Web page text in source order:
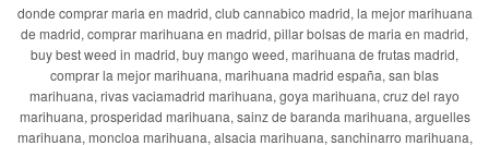
donde comprar maria en madrid, club cannabico madrid, la mejor marihuana
de madrid, comprar marihuana en madrid, pillar bolsas de maria en madrid,
buy best weed in madrid, buy mango weed, marihuana de frutas madrid,
comprar la mejor marihuana, marihuana madrid españa, san blas
marihuana, rivas vaciamadrid marihuana, goya marihuana, cruz del rayo
marihuana, prosperidad marihuana, sainz de baranda marihuana, arguelles
marihuana, moncloa marihuana, alsacia marihuana, sanchinarro marihuana,